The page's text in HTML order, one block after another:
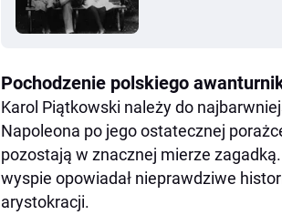
Pochodzenie polskiego
Karol Piątkowski należy do
Napoleona po jego ostatecznej
pozostają w znacznej mierze
wyspie opowiadał nieprawdziwe
arystokracji.